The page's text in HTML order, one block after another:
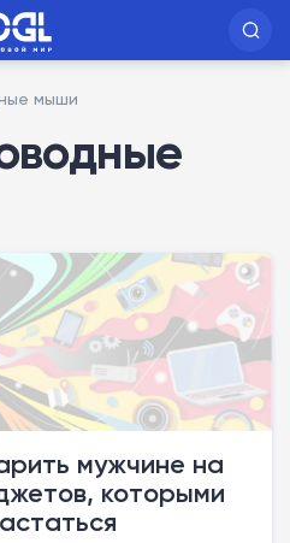
мыши
мужчине на
которыми